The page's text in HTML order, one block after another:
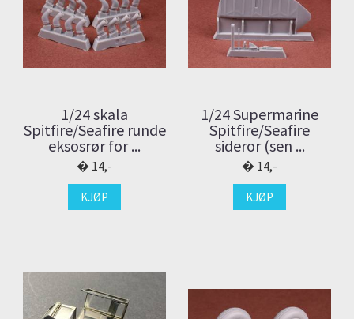
1/24 skala
Spitfire/Seafire runde
eksosrør for ...
14,-
KJØP
1/24 Supermarine
Spitfire/Seafire
sideror (sen ...
14,-
KJØP